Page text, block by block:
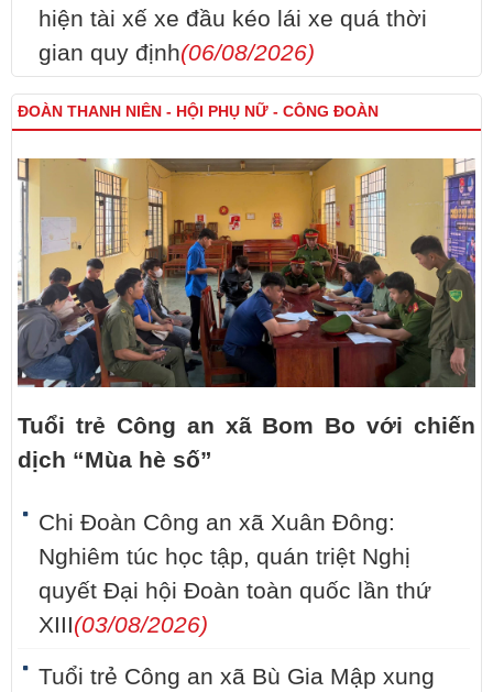
hiện tài xế xe đầu kéo lái xe quá thời
gian quy định(06/08/2026)
ĐOÀN THANH NIÊN - HỘI PHỤ NỮ - CÔNG ĐOÀN
Tuổi trẻ Công an xã Bom Bo với chiến
dịch “Mùa hè số”
Chi Đoàn Công an xã Xuân Đông:
Nghiêm túc học tập, quán triệt Nghị
quyết Đại hội Đoàn toàn quốc lần thứ
XIII(03/08/2026)
Tuổi trẻ Công an xã Bù Gia Mập xung